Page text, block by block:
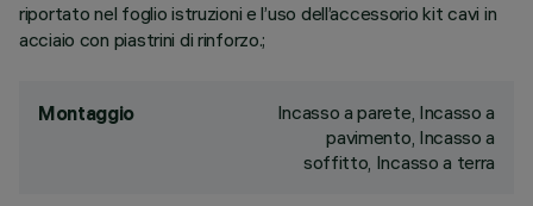
riportato nel foglio istruzioni e l’uso dell’accessorio kit cavi in
acciaio con piastrini di rinforzo.;
Montaggio
Incasso a parete, Incasso a
pavimento, Incasso a
soffitto, Incasso a terra